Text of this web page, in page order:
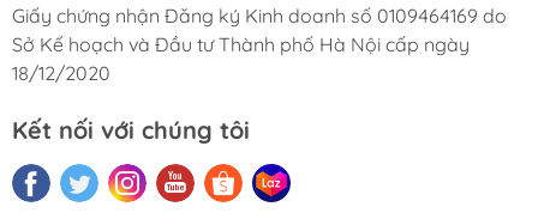
Giấy chứng nhận Đăng ký Kinh doanh số 0109464169 do
Sở Kế hoạch và Đầu tư Thành phố Hà Nội cấp ngày
18/12/2020
Kết nối với chúng tôi